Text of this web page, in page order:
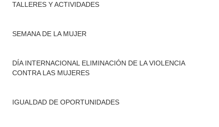
TALLERES Y ACTIVIDADES
SEMANA DE LA MUJER
DÍA INTERNACIONAL ELIMINACIÓN DE LA VIOLENCIA
CONTRA LAS MUJERES
IGUALDAD DE OPORTUNIDADES